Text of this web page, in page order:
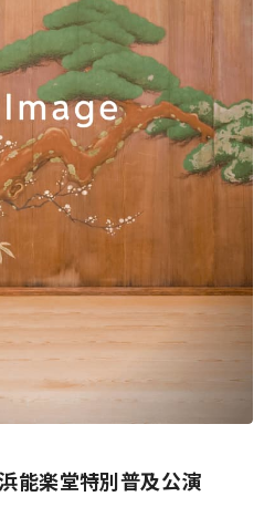
能楽堂特別普及公演